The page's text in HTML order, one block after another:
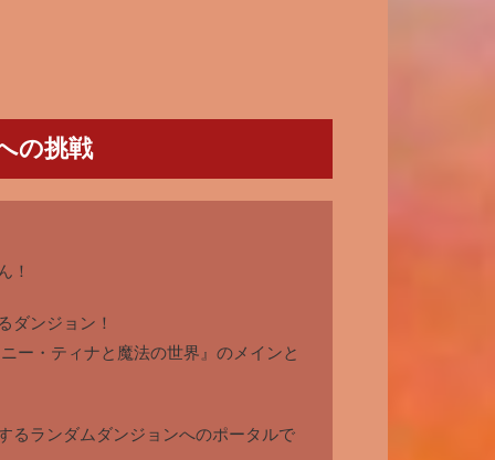
の挑戦
！
ダンジョン！
ー・ティナと魔法の世界』のメインと
るランダムダンジョンへのポータルで